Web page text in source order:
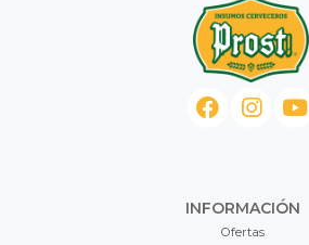
INFORMACIÓN
Ofertas